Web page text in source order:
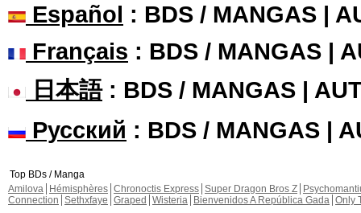
Español : BDS / MANGAS |
Français : BDS / MANGAS |
日本語: BDS / MANGAS |
Русский : BDS / MANGAS |
Top BDs / Manga
Amilova
Hémisphères Chronoctis Express Super Dragon Bros Z
Connection Sethxfaye Graped Wisteria Bienvenidos A República Gada Only